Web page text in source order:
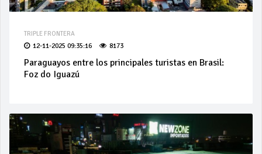
TRIPLE FRONTERA
12-11-2025 09:35:16 8173
Paraguayos entre los principales turistas en Brasil:
Foz do Iguazú